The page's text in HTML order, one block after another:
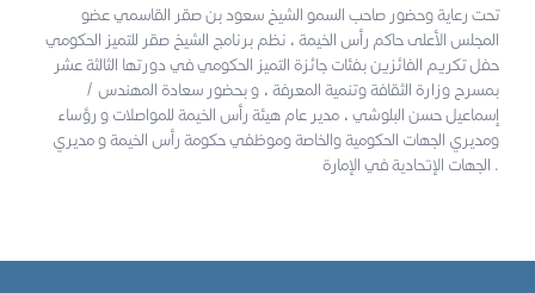
تحت رعاية وحضور صاحب السمو الشيخ سعود بن صقر القاسمي عضو
المجلس الأعلى حاكم رأس الخيمة ، نظم برنامج الشيخ صقر للتميز الحكومي
حفل تكريم الفائزين بفئات جائزة التميز الحكومي في دورتها الثالثة عشر
بمسرح وزارة الثقافة وتنمية المعرفة ، و بحضور سعادة المهندس /
إسماعيل حسن البلوشي ، مدير عام هيئة رأس الخيمة للمواصلات و رؤساء
ومديري الجهات الحكومية والخاصة وموظفي حكومة رأس الخيمة و مديري
الجهات الإتحادية في الإمارة .